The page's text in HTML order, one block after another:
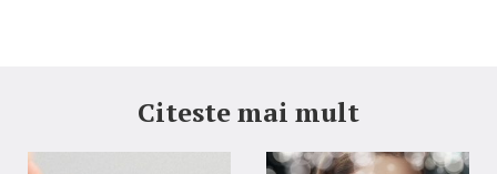
Citeste mai mult